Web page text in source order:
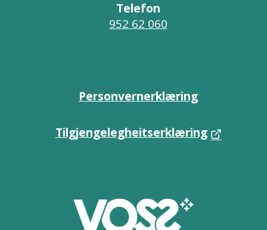
Telefon
952 62 060
Personvernerklæring
Tilgjengelegheitserklæring